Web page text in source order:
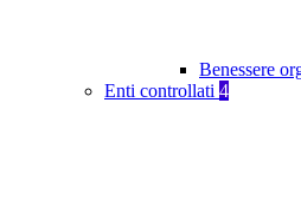
Benessere
Enti controllati 4